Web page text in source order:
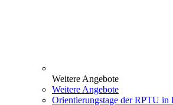
Weitere Angebote
Weitere Angebote
Orientierungstage der RPTU in